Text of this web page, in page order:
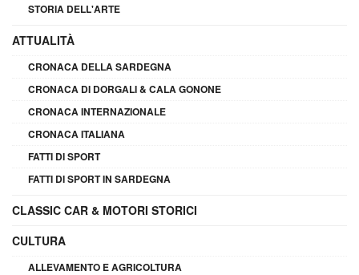
STORIA DELL'ARTE
ATTUALITÀ
CRONACA DELLA SARDEGNA
CRONACA DI DORGALI & CALA GONONE
CRONACA INTERNAZIONALE
CRONACA ITALIANA
FATTI DI SPORT
FATTI DI SPORT IN SARDEGNA
CLASSIC CAR & MOTORI STORICI
CULTURA
ALLEVAMENTO E AGRICOLTURA